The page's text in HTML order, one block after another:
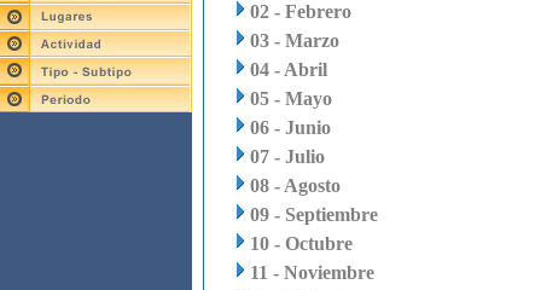
02 - Febrero
03 - Marzo
04 - Abril
05 - Mayo
06 - Junio
07 - Julio
08 - Agosto
09 - Septiembre
10 - Octubre
11 - Noviembre